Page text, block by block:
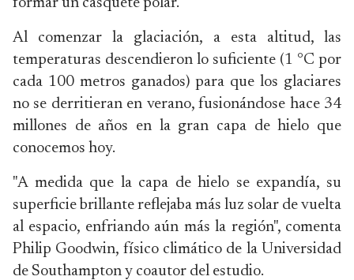
formar un casquete polar.
Al comenzar la glaciación, a esta altitud, las
temperaturas descendieron lo suficiente (1 °C por
cada 100 metros ganados) para que los glaciares
no se derritieran en verano, fusionándose hace 34
millones de años en la gran capa de hielo que
conocemos hoy.
"A medida que la capa de hielo se expandía, su
superficie brillante reflejaba más luz solar de vuelta
al espacio, enfriando aún más la región", comenta
Philip Goodwin, físico climático de la Universidad
de Southampton y coautor del estudio.